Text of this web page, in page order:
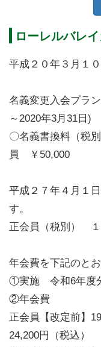
ローレルバレ
平成２０年３月１
名義変更入会プラ
～2020年3月31日)
〇名義書換料（
員 ￥50,000
平成２７年４月１
す。
正会員（税別）
年会費を下記のと
①実施 令和6年度
②年会費
正会員【改定前】
24,200円（税込）